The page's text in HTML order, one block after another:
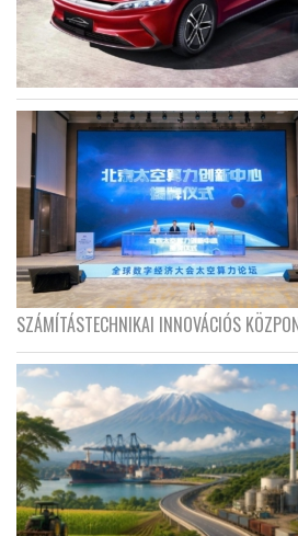
SZÁMÍTÁSTECHNIKAI INNOVÁCIÓS